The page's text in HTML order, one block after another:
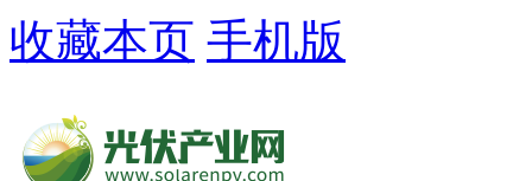
收藏本页 手机版